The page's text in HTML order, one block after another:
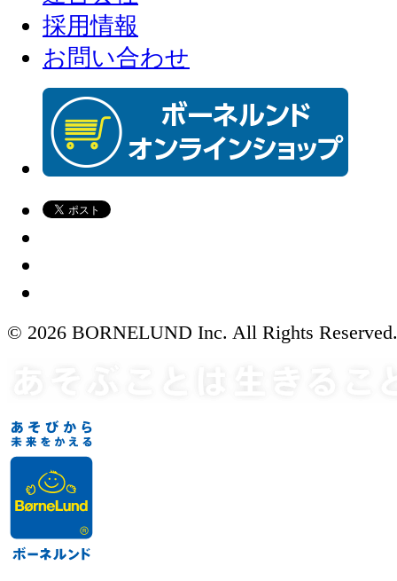
採用情報
お問い合わせ
© 2026 BORNELUND Inc. All Rights Reserved.